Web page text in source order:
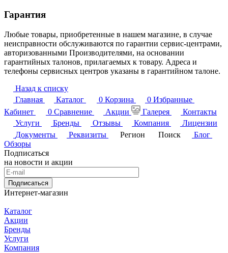
Гарантия
Любые товары, приобретенные в нашем магазине, в случае
неисправности обслуживаются по гарантии сервис-центрами,
авторизованными Производителями, на основании
гарантийных талонов, прилагаемых к товару. Адреса и
телефоны сервисных центров указаны в гарантийном талоне.
Назад к списку
Главная
Каталог 0 Корзина 0 Избранные
Кабинет
0 Сравнение Акции Галерея
Контакты
Услуги
Бренды Отзывы Компания
Лицензии
Документы
Реквизиты Регион Поиск
Блог
Обзоры
Подписаться
на новости и акции
Подписаться
Интернет-магазин
Каталог
Акции
Бренды
Услуги
Компания